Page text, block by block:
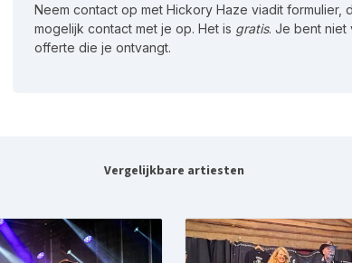
Neem contact op met Hickory Haze viadit formulier,
mogelijk contact met je op. Het is gratis. Je bent niet
offerte die je ontvangt.
Vergelijkbare artiesten